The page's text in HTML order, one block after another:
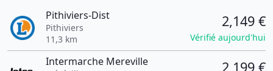
Pithiviers-Dist
Pithiviers
11,3 km
2,149 €
Vérifié aujourd'hui
Intermarche Mereville 2,199 €